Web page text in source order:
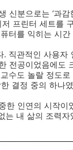
신분으로는 ‘과
프린터 세트를
터를 익히는 시
. 직관적인 사용
전공이었음에도
수도 놀랄 정도
결정 중의 하나
한 인연의 시작
는 내 삶의 조력자